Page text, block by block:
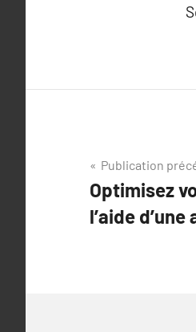
de
l’article
Publication
Optimisez
l’aide d’une